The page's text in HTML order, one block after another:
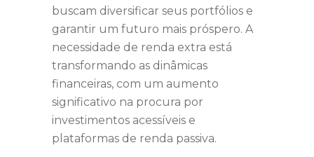
buscam diversificar seus portfólios e
garantir um futuro mais próspero. A
necessidade de renda extra está
transformando as dinâmicas
financeiras, com um aumento
significativo na procura por
investimentos acessíveis e
plataformas de renda passiva.